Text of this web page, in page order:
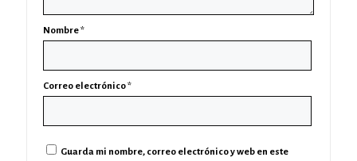
Nombre*
Correo electrónico*
Guarda mi nombre, correo electrónico y web en este